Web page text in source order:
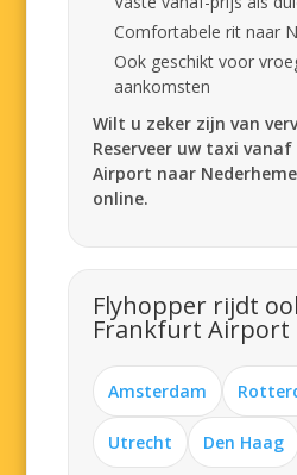
Comfortabele rit naar
Ook geschikt voor
aankomsten
Wilt u zeker zijn van
Reserveer uw taxi
Airport naar
online.
Flyhopper rijdt
Frankfurt Airport
Amsterdam
Utrecht Den Haag